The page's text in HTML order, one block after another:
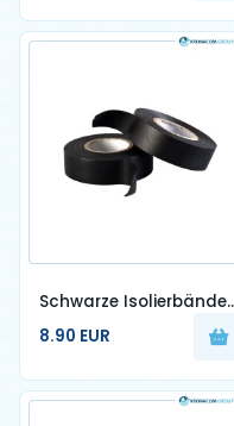
Schwarze Isolierbänder
(Klebeband) – im Paket
zu 8
8.90 EUR